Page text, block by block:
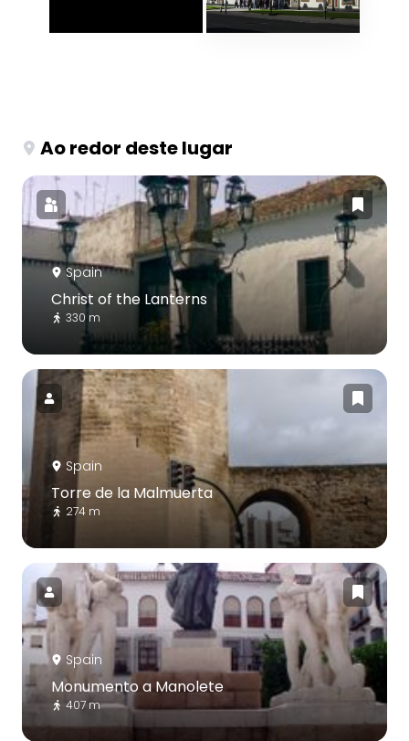
Ao redor deste lugar
Spain
Christ of the Lanterns
330 m
Spain
Torre de la Malmuerta
274 m
Spain
Monumento a Manolete
407 m